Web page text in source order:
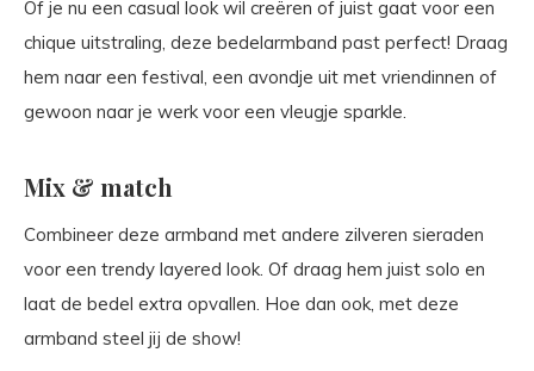
Of je nu een casual look wil creëren of juist gaat voor een
chique uitstraling, deze bedelarmband past perfect! Draag
hem naar een festival, een avondje uit met vriendinnen of
gewoon naar je werk voor een vleugje sparkle.
Mix & match
Combineer deze armband met andere zilveren sieraden
voor een trendy layered look. Of draag hem juist solo en
laat de bedel extra opvallen. Hoe dan ook, met deze
armband steel jij de show!